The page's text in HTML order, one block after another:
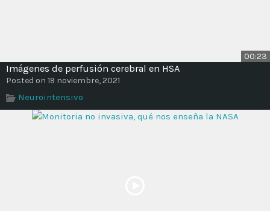
00:23
Imágenes de perfusión cerebral en HSA
Posted on 19 noviembre, 2021
Neurointensivo